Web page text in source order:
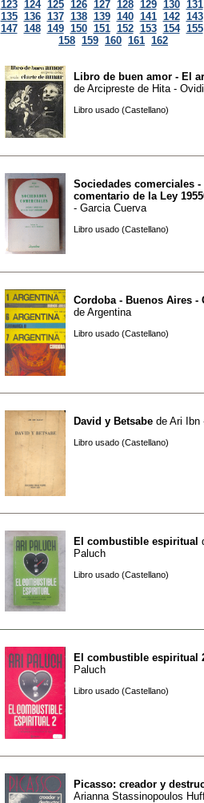
123 124 125 126 127 128 129 130 131
135 136 137 138 139 140 141 142 143
147 148 149 150 151 152 153 154 155
158 159 160 161 162
Libro de buen amor - El
de Arcipreste de Hita -
Libro usado (Castellano)
Sociedades comerciales
comentario de la Ley
- Garcia Cuerva
Libro usado (Castellano)
Cordoba - Buenos Aires -
de Argentina
Libro usado (Castellano)
David y Betsabe de Ari Ibn
Libro usado (Castellano)
El combustible espiritual
Paluch
Libro usado (Castellano)
El combustible espiritual
Paluch
Libro usado (Castellano)
Picasso: creador y
Arianna Stassinopoulos